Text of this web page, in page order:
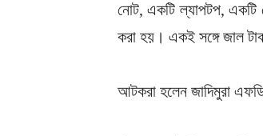
নোট, একটি ল্যাপটপ, একটি
করা হয়। একই সঙ্গে জাল
আটকরা হলেন জাদিমুরা